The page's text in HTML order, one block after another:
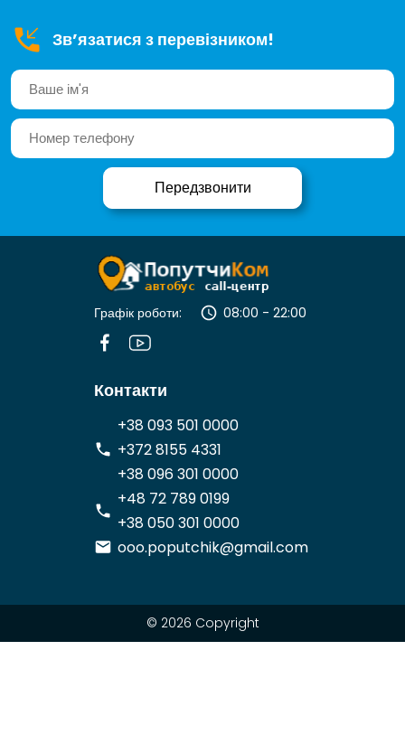
Зв’язатися з перевізником!
Графік роботи: 08:00 - 22:00
Контакти
+38 093 501 0000
+372 8155 4331
+38 096 301 0000
+48 72 789 0199
+38 050 301 0000
ooo.poputchik@gmail.com
© 2026 Copyright